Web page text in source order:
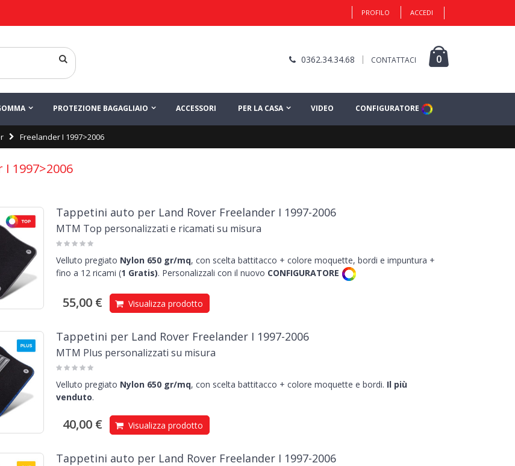
PROFILO ACCEDI
0362.34.34.68 CONTATTACI 0
PROTEZIONE BAGAGLIAIO ACCESSORI PER LA CASA VIDEO CONFIGURATORE
Freelander I 1997>2006
I 1997>2006
Tappetini auto per Land Rover Freelander I 1997-2006
MTM Top personalizzati e ricamati su misura
Velluto pregiato Nylon 650 gr/mq, con scelta battitacco + colore moquette, bordi e impuntura +
fino a 12 ricami (1 Gratis). Personalizzali con il nuovo CONFIGURATORE
55,00 € Visualizza prodotto
Tappetini per Land Rover Freelander I 1997-2006
MTM Plus personalizzati su misura
Velluto pregiato Nylon 650 gr/mq, con scelta battitacco + colore moquette e bordi. Il più
venduto.
40,00 € Visualizza prodotto
Tappetini auto per Land Rover Freelander I 1997-2006